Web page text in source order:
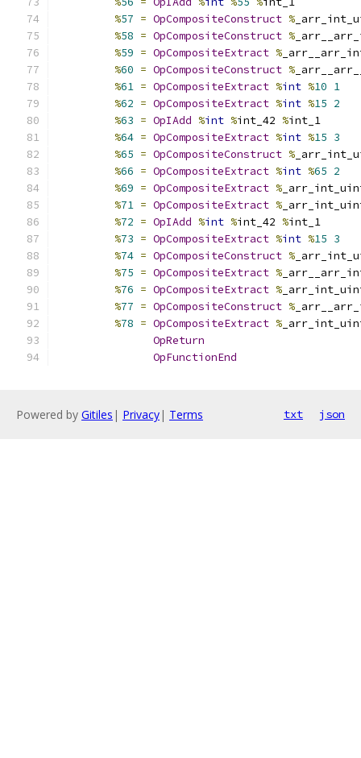
%57 = OpCompositeConstruct %
%58 = OpCompositeConstruct %
%59 = OpCompositeExtract %
%60 = OpCompositeConstruct %
%61 = OpCompositeExtract %int %10 1
%62 = OpCompositeExtract %int %15 2
%63 = OpIAdd %int %int_42 %int_1
%64 = OpCompositeExtract %int %15 3
%65 = OpCompositeConstruct %
%66 = OpCompositeExtract %int %65 2
%69 = OpCompositeExtract %
%71 = OpCompositeExtract %
%72 = OpIAdd %int %int_42 %int_1
%73 = OpCompositeExtract %int %15 3
%74 = OpCompositeConstruct %
%75 = OpCompositeExtract %
%76 = OpCompositeExtract %
%77 = OpCompositeConstruct %
%78 = OpCompositeExtract %
OpReturn
OpFunctionEnd
Powered by Gitiles | Privacy| Terms txt json